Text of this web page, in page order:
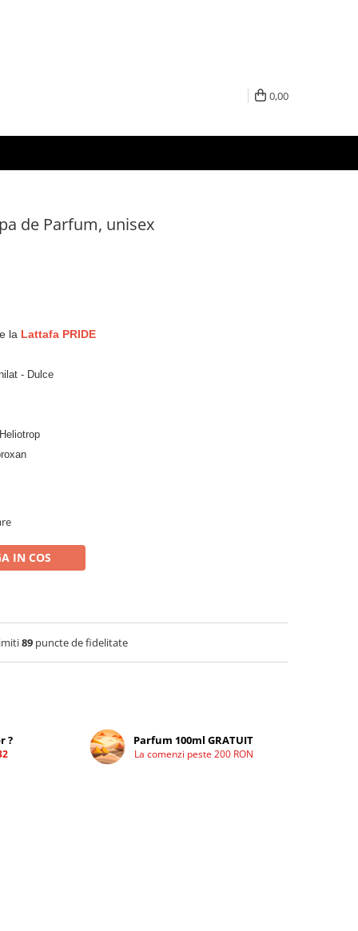
0,00
de Parfum, unisex
la Lattafa PRIDE
- Dulce
IN COS
89 puncte de fidelitate
? Parfum 100ml GRATUIT
La comenzi peste 200 RON